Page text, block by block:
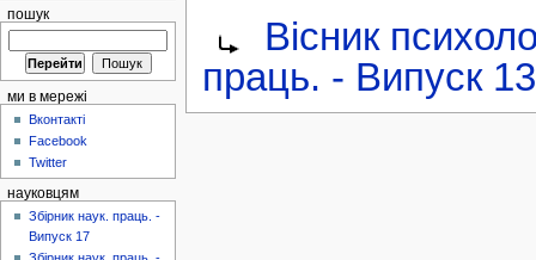
Вісник
праць. - Випуск 13
пошук
ми в мережі
Вконтакті
Facebook
Twitter
науковцям
Збірник наук. праць. -
Випуск 17